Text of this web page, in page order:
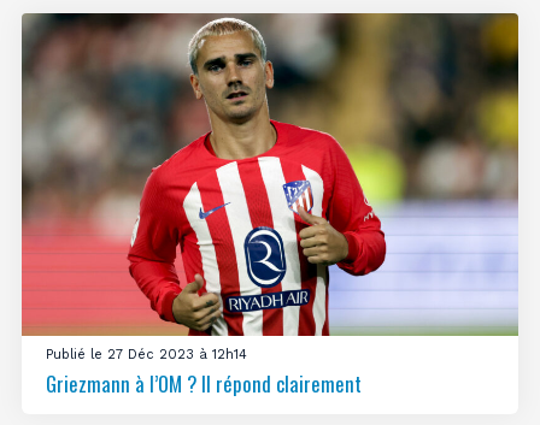
Publié le 27 Déc 2023 à 12h14
Griezmann à l’OM ? Il répond clairement